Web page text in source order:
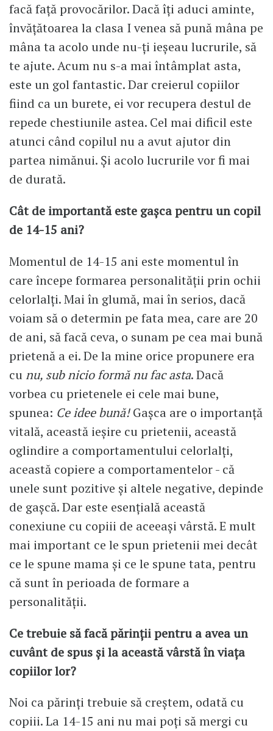
facă față provocărilor. Dacă îți aduci aminte,
învățătoarea la clasa I venea să pună mâna pe
mâna ta acolo unde nu-ți ieșeau lucrurile, să
te ajute. Acum nu s-a mai întâmplat asta,
este un gol fantastic. Dar creierul copiilor
fiind ca un burete, ei vor recupera destul de
repede chestiunile astea. Cel mai dificil este
atunci când copilul nu a avut ajutor din
partea nimănui. Și acolo lucrurile vor fi mai
de durată.
Cât de importantă este gașca pentru un copil
de 14-15 ani?
Momentul de 14-15 ani este momentul în
care începe formarea personalității prin ochii
celorlalți. Mai în glumă, mai în serios, dacă
voiam să o determin pe fata mea, care are 20
de ani, să facă ceva, o sunam pe cea mai bună
prietenă a ei. De la mine orice propunere era
cunu, sub nicio formă nu fac asta. Dacă
vorbea cu prietenele ei cele mai bune,
spunea: Ce idee bună!Gașca are o importanță
vitală, această ieșire cu prietenii, această
oglindire a comportamentului celorlalți,
această copiere a comportamentelor - că
unele sunt pozitive și altele negative, depinde
de gașcă. Dar este esențială această
conexiune cu copiii de aceeași vârstă. E mult
mai important ce le spun prietenii mei decât
ce le spune mama și ce le spune tata, pentru
că sunt în perioada de formare a
personalității.
Ce trebuie să facă părinții pentru a avea un
cuvânt de spus și la această vârstă în viața
copiilor lor?
Noi ca părinți trebuie să creștem, odată cu
copiii. La 14-15 ani nu mai poți să mergi cu